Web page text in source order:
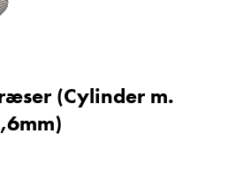
(Cylinder m.